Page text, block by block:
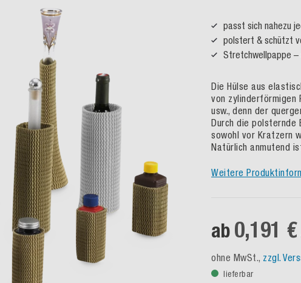
passt sich nahezu
polstert & schützt
Stretchwellpappe
Die Hülse aus
von zylinderförmigen
usw., denn der
Durch die polsternde
sowohl vor Kratzern
Natürlich anmutend
Weitere
ab 0,191 €
ohne MwSt., zzgl.
lieferbar